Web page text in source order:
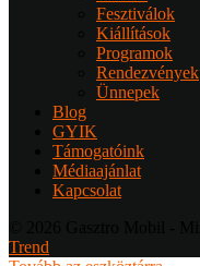
Fesztiválok
Kiállítások
Programok
Rendezvények
Ünnepek
Blog
GYIK
Támogatóink
Médiaajánlat
Kapcsolat
Trend